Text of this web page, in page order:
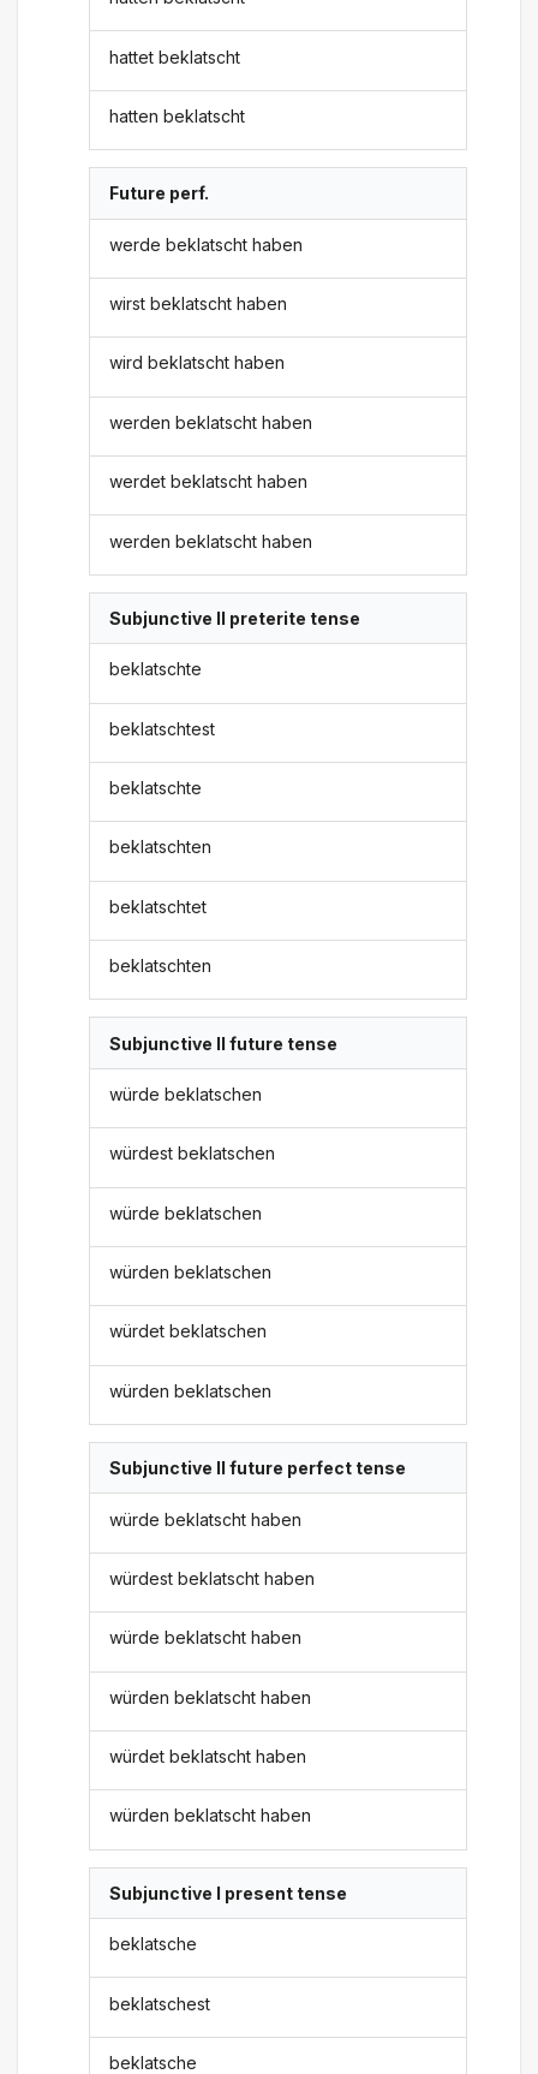
hattet beklatscht
hatten beklatscht
Future perf.
werde beklatscht haben
wirst beklatscht haben
wird beklatscht haben
werden beklatscht haben
werdet beklatscht haben
werden beklatscht haben
Subjunctive II preterite tense
beklatschte
beklatschtest
beklatschte
beklatschten
beklatschtet
beklatschten
Subjunctive II future tense
würde beklatschen
würdest beklatschen
würde beklatschen
würden beklatschen
würdet beklatschen
würden beklatschen
Subjunctive II future perfect tense
würde beklatscht haben
würdest beklatscht haben
würde beklatscht haben
würden beklatscht haben
würdet beklatscht haben
würden beklatscht haben
Subjunctive I present tense
beklatsche
beklatschest
beklatsche